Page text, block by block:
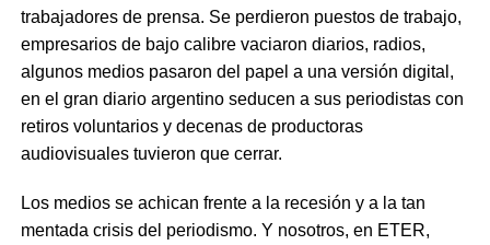
trabajadores de prensa. Se perdieron puestos de trabajo,
empresarios de bajo calibre vaciaron diarios, radios,
algunos medios pasaron del papel a una versión digital,
en el gran diario argentino seducen a sus periodistas con
retiros voluntarios y decenas de productoras
audiovisuales tuvieron que cerrar.
Los medios se achican frente a la recesión y a la tan
mentada crisis del periodismo. Y nosotros, en ETER,